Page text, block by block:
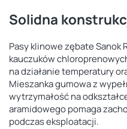
Solidna
Pasy klinowe zębate Sanok
kauczuków
na działanie temperatury
Mieszanka gumowa z
wytrzymałość na
aramidowego pomaga
podczas eksploatacji.